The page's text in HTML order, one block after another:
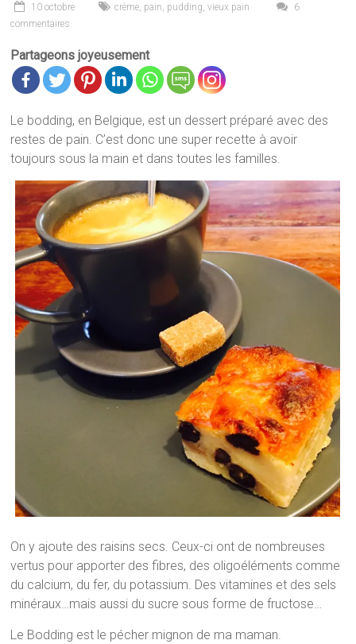
10 octobre crème, pain, pudding,vieux pain
6
commentaires
Partageons joyeusement
Le bodding, en Belgique, est un dessert préparé avec des
restes de pain. C’est donc une super recette à avoir
toujours sous la main et dans toutes les familles.
On y ajoute des raisins secs. Ceux-ci ont de nombreuses
vertus pour apporter des fibres, des oligoéléments comme
du calcium, du fer, du potassium. Des vitamines et des sels
minéraux…mais aussi du sucre sous forme de fructose…
Le Bodding est le pécher mignon de ma maman.